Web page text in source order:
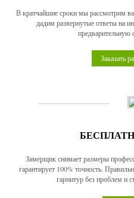
В кратчайшие сроки мы рассмотрим
дадим развернутые ответы на
предварительную
Заказать
Замерщик снимает размеры
гарантирует 100% точность.
гарнитур без проблем и